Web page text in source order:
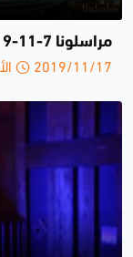
مراسلونا 7-11-2019
2019/11/17 الأحد 16:49 م